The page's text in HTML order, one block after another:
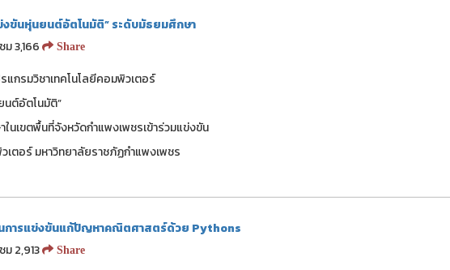
งขันหุ่นยนต์อัตโนมัติ” ระดับมัธยมศึกษา
3,166
Share
แกรมวิชาเทคโนโลยีคอมพิวเตอร์
นต์อัตโนมัติ”
นเขตพื้นที่จังหวัดกำแพงเพชรเข้าร่วมแข่งขัน
ตอร์ มหาวิทยาลัยราชภัฏกำแพงเพชร
การแข่งขันแก้ปัญหาคณิตศาสตร์ด้วย Pythons
2,913
Share